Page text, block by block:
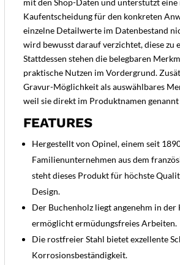
mit den Shop-Daten und unterstützt
Kaufentscheidung für den konkreten
einzelne Detailwerte im Datenbestand
wird bewusst darauf verzichtet, diese zu
Stattdessen stehen die belegbaren
praktische Nutzen im Vordergrund.
Gravur-Möglichkeit als auswählbares
weil sie direkt im Produktnamen genannt
FEATURES
Hergestellt von Opinel, einem seit
Familienunternehmen aus dem
steht dieses Produkt für höchste
Design.
Der Buchenholz liegt angenehm in der
ermöglicht ermüdungsfreies Arbeiten.
Die rostfreier Stahl bietet exzellente
Korrosionsbeständigkeit.